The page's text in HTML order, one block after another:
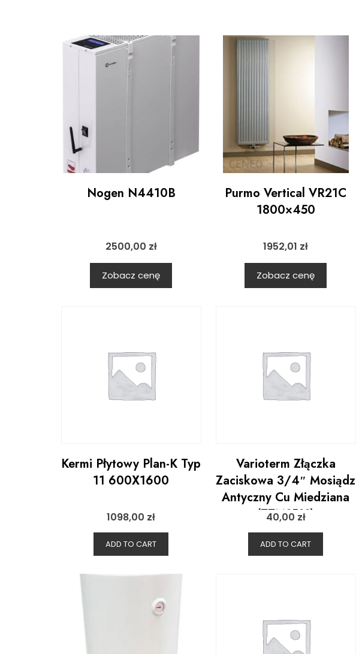
Nogen N4410B
2500,00 zł
Zobacz cenę
Purmo Vertical VR21C
1800×450
1952,01 zł
Zobacz cenę
Kermi Płytowy Plan-K Typ
11 600X1600
1098,00 zł
ADD TO CART
Varioterm Złączka
Zaciskowa 3/4″ Mosiądz
Antyczny Cu Miedziana
(ZZM1511)
40,00 zł
ADD TO CART